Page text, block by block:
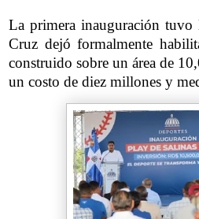
La primera inauguración tuvo
Cruz dejó formalmente
construido sobre un área de
un costo de diez millones y